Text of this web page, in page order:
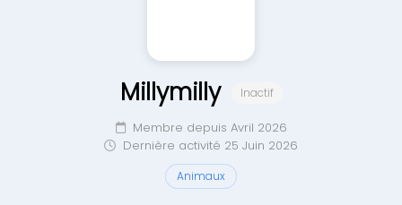
Millymilly Inactif
Membre depuis Avril 2026
Dernière activité 25 Juin 2026
Animaux